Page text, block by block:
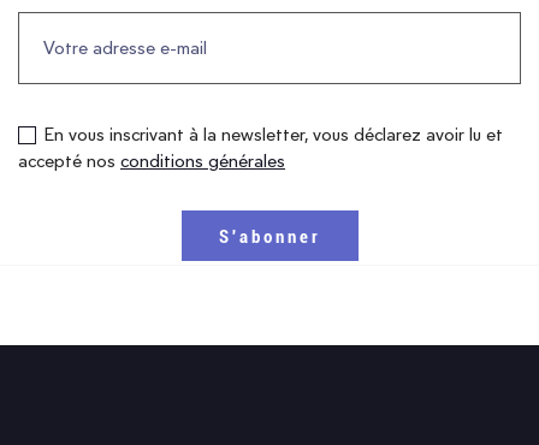
En vous inscrivant à la newsletter, vous déclarez avoir lu et
accepté nos conditions générales